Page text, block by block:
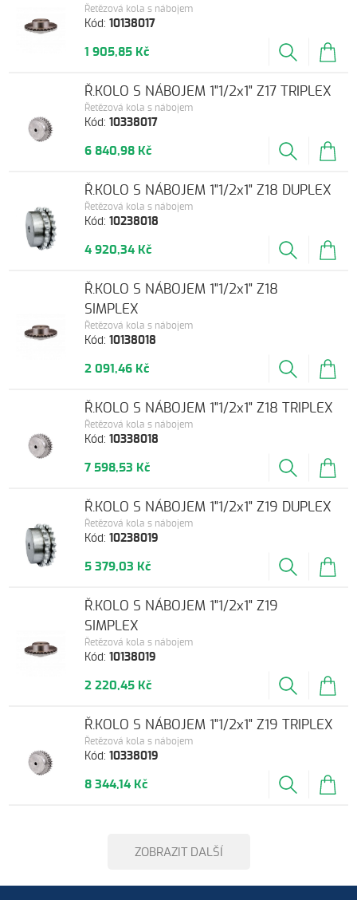
Kód:10138017
Řetězová kola s nábojem
1 905,85 Kč
Kód:10338017
Řetězová kola s nábojem
Ř.KOLO S NÁBOJEM 1"1/2x1" Z17 TRIPLEX
6 840,98 Kč
Kód:10238018
Řetězová kola s nábojem
Ř.KOLO S NÁBOJEM 1"1/2x1" Z18 DUPLEX
4 920,34 Kč
Kód:10138018
Řetězová kola s nábojem
Ř.KOLO S NÁBOJEM 1"1/2x1" Z18
SIMPLEX
2 091,46 Kč
Kód:10338018
Řetězová kola s nábojem
Ř.KOLO S NÁBOJEM 1"1/2x1" Z18 TRIPLEX
7 598,53 Kč
Kód:10238019
Řetězová kola s nábojem
Ř.KOLO S NÁBOJEM 1"1/2x1" Z19 DUPLEX
5 379,03 Kč
Kód:10138019
Řetězová kola s nábojem
Ř.KOLO S NÁBOJEM 1"1/2x1" Z19
SIMPLEX
2 220,45 Kč
Kód:10338019
Řetězová kola s nábojem
Ř.KOLO S NÁBOJEM 1"1/2x1" Z19 TRIPLEX
8 344,14 Kč
ZOBRAZIT DALŠÍ